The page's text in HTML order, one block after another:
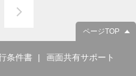
ページTOP
条件書 画面共有サポート